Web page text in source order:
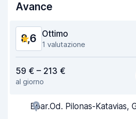
Avance
8,6 Ottimo
1 valutazione
Facile da trovare
Gentilezza degli agenti
59 € – 213 €
al giorno
Epar.Od. Pilonas-Katavias,